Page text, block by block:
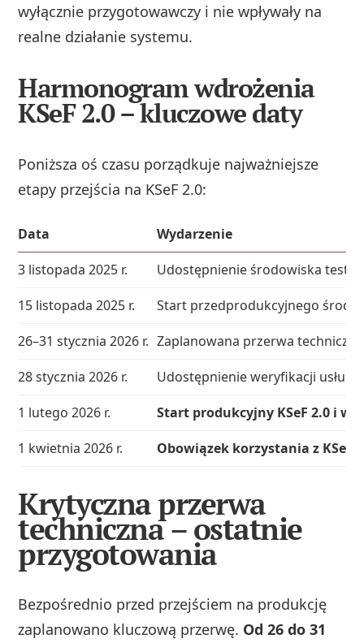
wyłącznie przygotowawczy i nie wpływały na
realne działanie systemu.
Harmonogram wdrożenia
KSeF 2.0 – kluczowe daty
Poniższa oś czasu porządkuje najważniejsze
etapy przejścia na KSeF 2.0:
Data
Wydarzenie
3 listopada 2025 r.
Udostępnienie środowiska
15 listopada 2025 r.
Start przedprodukcyjnego
26–31 stycznia 2026 r. Zaplanowana przerwa
28 stycznia 2026 r.
Udostępnienie weryfikacji usług
1 lutego 2026 r.
Start produkcyjny KSeF 2.0 i
1 kwietnia 2026 r.
Obowiązek korzystania z KSeF
Krytyczna przerwa
techniczna – ostatnie
przygotowania
Bezpośrednio przed przejściem na produkcję
zaplanowano kluczową przerwę. Od 26 do 31